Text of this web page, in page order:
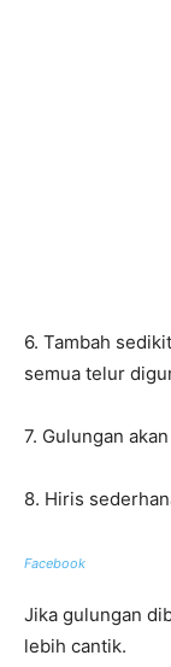
6. Tambah
semua telur
7. Gulungan
8. Hiris
Facebook
Jika gulungan
lebih cantik.